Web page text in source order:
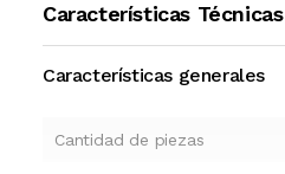
Características Técnicas
Características generales
Cantidad de piezas